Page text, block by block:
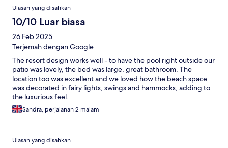
Ulasan yang disahkan
10/10 Luar biasa
26 Feb 2025
Terjemah dengan Google
The resort design works well - to have the pool right outside our
patio was lovely, the bed was large, great bathroom. The
location too was excellent and we loved how the beach space
was decorated in fairy lights, swings and hammocks, adding to
the luxurious feel.
Sandra, perjalanan 2 malam
Ulasan yang disahkan